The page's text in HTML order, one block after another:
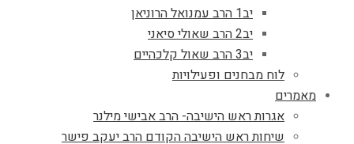
יב1 הרב עמנואל הרוניאן
יב2 הרב שאולי סיאני
יב3 הרב שאול קלכהיים
לוח מבחנים ופעילויות
מאמרים
אגרות ראש הישיבה- הרב אבישי מילנר
שיחות ראש הישיבה הקודם הרב יעקב פישר